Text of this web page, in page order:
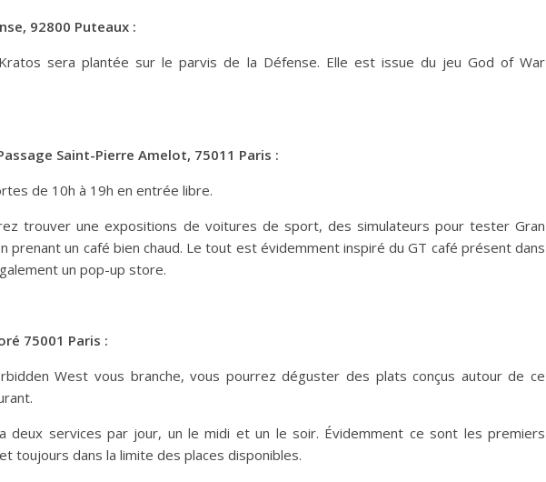
92800 Puteaux :
sera plantée sur le parvis de la Défense. Elle est issue du jeu God of War
Saint-Pierre Amelot, 75011 Paris :
de 10h à 19h en entrée libre.
trouver une expositions de voitures de sport, des simulateurs pour tester Gran
prenant un café bien chaud. Le tout est évidemment inspiré du GT café présent dans
un pop-up store.
75001 Paris :
West vous branche, vous pourrez déguster des plats conçus autour de ce
deux services par jour, un le midi et un le soir. Évidemment ce sont les premiers
toujours dans la limite des places disponibles.